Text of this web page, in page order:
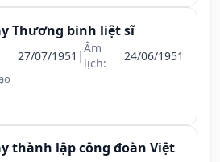
Thương binh liệt sĩ
27/07/1951 |Âm
lịch:
24/06/1951
thành lập công đoàn Việt